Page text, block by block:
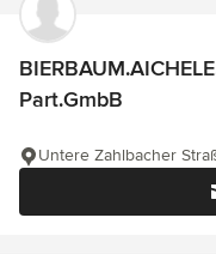
Part.GmbB
Untere Zahlbacher